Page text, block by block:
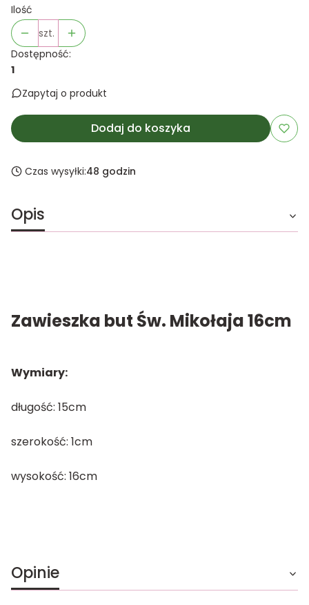
Ilość
szt.
Dostępność:
1
Zapytaj o produkt
Dodaj do koszyka
Czas wysyłki:48 godzin
Opis
Zawieszka but Św. Mikołaja 16cm
Wymiary:
długość: 15cm
szerokość: 1cm
wysokość: 16cm
Opinie